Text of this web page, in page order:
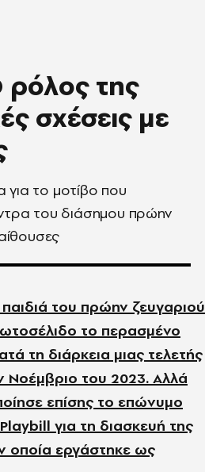
της
σχέσεις με
το μοτίβο που
του διάσημου πρώην
του πρώην ζευγαριού
το περασμένο
τη διάρκεια μιας τελετής
του 2023. Αλλά
επίσης το επώνυμο
για τη διασκευή της
οποία εργάστηκε ως